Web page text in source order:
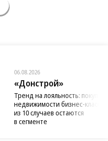
06.08.2026
«Донстрой»
Тренд на лояльность:
недвижимости бизнес-класса
из 10 случаев остаются
в сегменте